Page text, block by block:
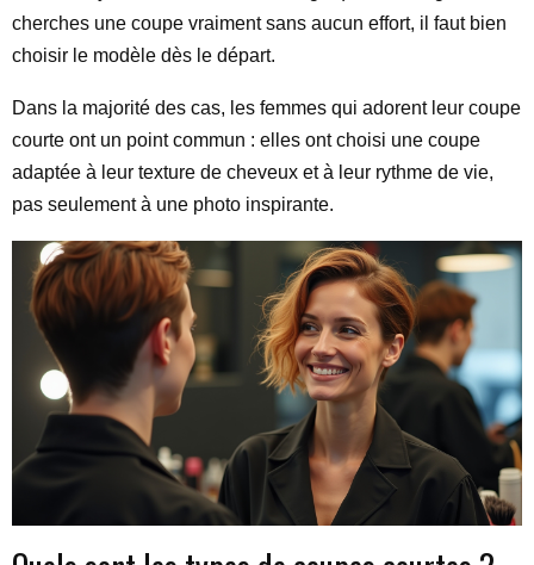
cherches une coupe vraiment sans aucun effort, il faut bien
choisir le modèle dès le départ.
Dans la majorité des cas, les femmes qui adorent leur coupe
courte ont un point commun : elles ont choisi une coupe
adaptée à leur texture de cheveux et à leur rythme de vie,
pas seulement à une photo inspirante.